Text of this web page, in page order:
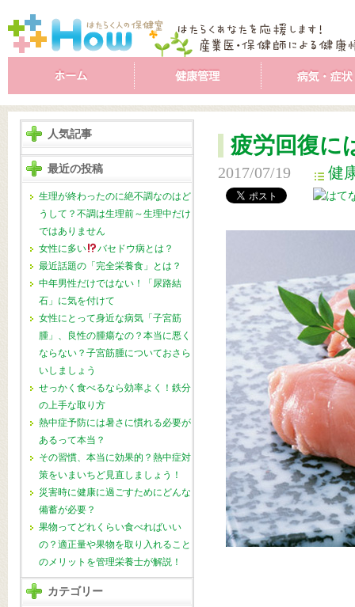
人気記事
最近の投稿
生理が終わったのに絶不調なのはど
うして？不調は生理前～生理中だけ
ではありません
女性に多い
バセドウ病とは？
最近話題の「完全栄養食」とは？
中年男性だけではない！「尿路結
石」に気を付けて
女性にとって身近な病気「子宮筋
腫」、良性の腫瘍なの？本当に悪く
ならない？子宮筋腫についておさら
いしましょう
せっかく食べるなら効率よく！鉄分
の上手な取り方
熱中症予防には暑さに慣れる必要が
あるって本当？
その習慣、本当に効果的？熱中症対
策をいまいちど見直しましょう！
災害時に健康に過ごすためにどんな
備蓄が必要？
果物ってどれくらい食べればいい
の？適正量や果物を取り入れること
のメリットを管理栄養士が解説！
カテゴリー
疲労回復に
2017/07/19 健